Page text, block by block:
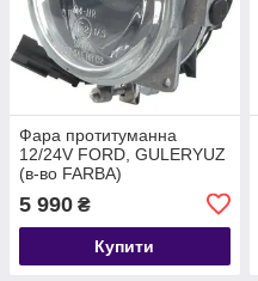
Фара протитуманна
12/24V FORD, GULERYUZ
(в-во FARBA)
6C4615K201AC (13050E)
6C4615K201AC
5 990 ₴
Купити